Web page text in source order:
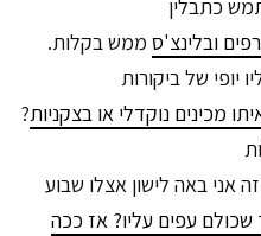
כתבלין
ובלינצ'ס ממש בקלות.
מכינים נוקדלי או בצקניות?
אני באה לישון אצלו שבוע
עפים עליו? אז ככה